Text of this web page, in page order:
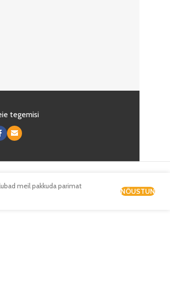
tegemisi
meil pakkuda parimat
NÕUSTUN